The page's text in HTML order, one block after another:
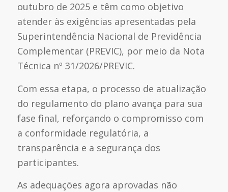
outubro de 2025 e têm como objetivo
atender às exigências apresentadas pela
Superintendência Nacional de Previdência
Complementar (PREVIC), por meio da Nota
Técnica nº 31/2026/PREVIC.
Com essa etapa, o processo de atualização
do regulamento do plano avança para sua
fase final, reforçando o compromisso com
a conformidade regulatória, a
transparência e a segurança dos
participantes.
As adequações agora aprovadas não